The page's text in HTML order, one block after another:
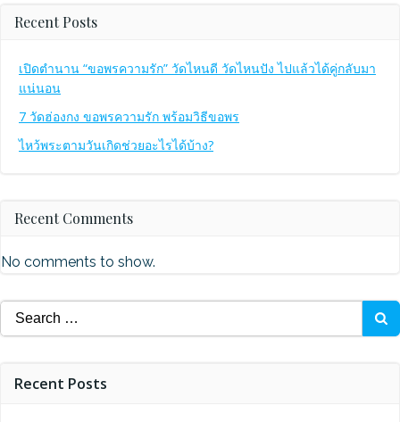
Recent Posts
เปิดตำนาน “ขอพรความรัก” วัดไหนดี วัดไหนปัง ไปแล้วได้คู่กลับมา
แน่นอน
7 วัดฮ่องกง ขอพรความรัก พร้อมวิธีขอพร
ไหว้พระตามวันเกิดช่วยอะไรได้บ้าง?
Recent Comments
No comments to show.
Search
for:
Recent Posts